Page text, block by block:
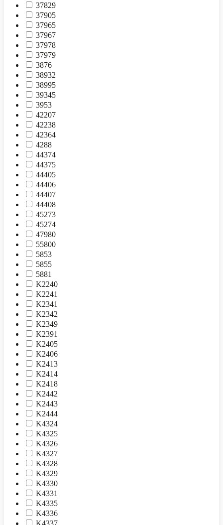
37829
37905
37965
37967
37978
37979
3876
38932
38995
39345
3953
42207
42238
42364
4288
44374
44375
44405
44406
44407
44408
45273
45274
47980
55800
5853
5855
5881
K2240
K2241
K2341
K2342
K2349
K2391
K2405
K2406
K2413
K2414
K2418
K2442
K2443
K2444
K4324
K4325
K4326
K4327
K4328
K4329
K4330
K4331
K4335
K4336
K4337